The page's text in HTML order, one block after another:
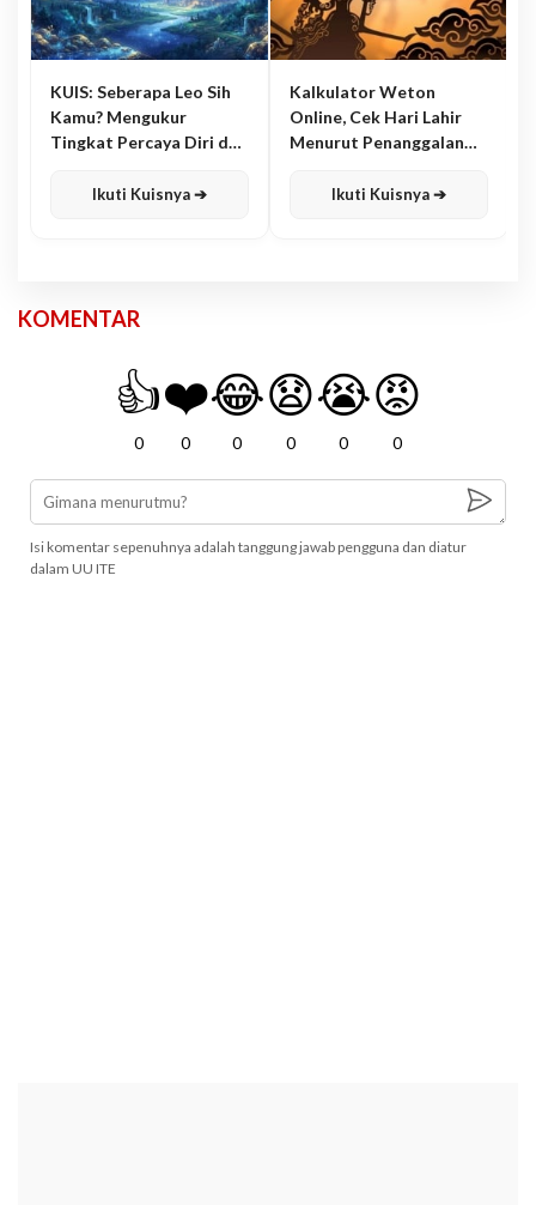
KUIS: Seberapa Leo Sih
Kamu? Mengukur
Tingkat Percaya Diri dan
Ikuti Kuisnya ➔
Kalkulator Weton
Online, Cek Hari Lahir
Menurut Penanggalan
Ikuti Kuisnya ➔
KOMENTAR
👍
0
❤️
0
😂
0
😧
0
😭
0
😡
0
Isi komentar sepenuhnya adalah tanggung jawab pengguna dan diatur
dalam UU ITE